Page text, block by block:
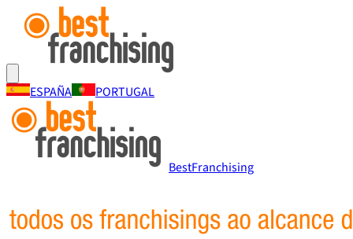
ESPAÑA PORTUGAL
BestFranchising